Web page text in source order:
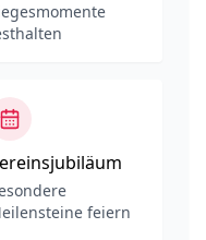
feiern